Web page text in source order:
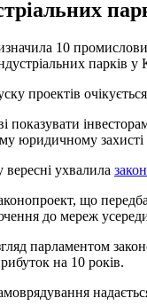
10
парків у
проектів
юридичному
ухвалила
що
до мереж
парламентом
на 10 років.